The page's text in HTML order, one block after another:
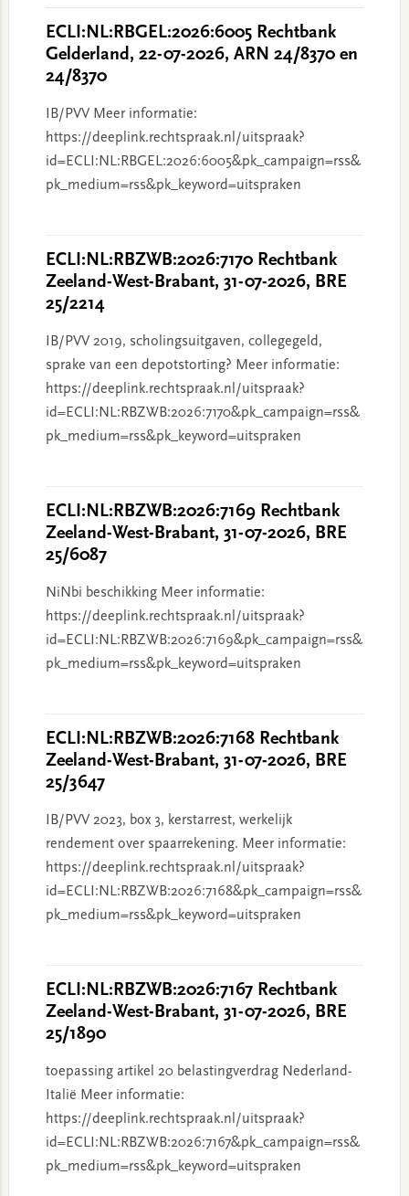
ECLI:NL:RBGEL:2026:6005 Rechtbank
Gelderland, 22-07-2026, ARN 24/8370 en
24/8370
IB/PVV Meer informatie:
https://deeplink.rechtspraak.nl/uitspraak?
id=ECLI:NL:RBGEL:2026:6005&pk_campaign=rss&
pk_medium=rss&pk_keyword=uitspraken
ECLI:NL:RBZWB:2026:7170 Rechtbank
Zeeland-West-Brabant, 31-07-2026, BRE
25/2214
IB/PVV 2019, scholingsuitgaven, collegegeld,
sprake van een depotstorting? Meer informatie:
https://deeplink.rechtspraak.nl/uitspraak?
id=ECLI:NL:RBZWB:2026:7170&pk_campaign=rss&
pk_medium=rss&pk_keyword=uitspraken
ECLI:NL:RBZWB:2026:7169 Rechtbank
Zeeland-West-Brabant, 31-07-2026, BRE
25/6087
NiNbi beschikking Meer informatie:
https://deeplink.rechtspraak.nl/uitspraak?
id=ECLI:NL:RBZWB:2026:7169&pk_campaign=rss&
pk_medium=rss&pk_keyword=uitspraken
ECLI:NL:RBZWB:2026:7168 Rechtbank
Zeeland-West-Brabant, 31-07-2026, BRE
25/3647
IB/PVV 2023, box 3, kerstarrest, werkelijk
rendement over spaarrekening. Meer informatie:
https://deeplink.rechtspraak.nl/uitspraak?
id=ECLI:NL:RBZWB:2026:7168&pk_campaign=rss&
pk_medium=rss&pk_keyword=uitspraken
ECLI:NL:RBZWB:2026:7167 Rechtbank
Zeeland-West-Brabant, 31-07-2026, BRE
25/1890
toepassing artikel 20 belastingverdrag Nederland-
Italië Meer informatie:
https://deeplink.rechtspraak.nl/uitspraak?
id=ECLI:NL:RBZWB:2026:7167&pk_campaign=rss&
pk_medium=rss&pk_keyword=uitspraken